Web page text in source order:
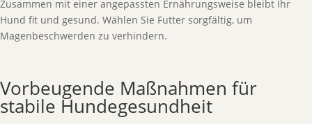
Zusammen mit einer angepassten Ernährungsweise bleibt Ihr
Hund fit und gesund. Wählen Sie Futter sorgfältig, um
Magenbeschwerden zu verhindern.
Vorbeugende Maßnahmen für
stabile Hundegesundheit